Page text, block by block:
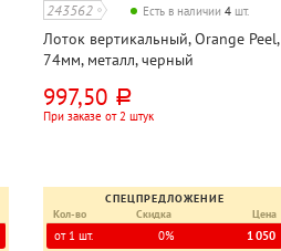
243562 Есть в наличии4 шт.
Лоток вертикальный, Orange Peel,
74мм, металл, черный
997,50 руб.
При заказе от 2 штук
СПЕЦПРЕДЛОЖЕНИЕ
Кол-во
Скидка Цена
от 1 шт. 0%
1 050